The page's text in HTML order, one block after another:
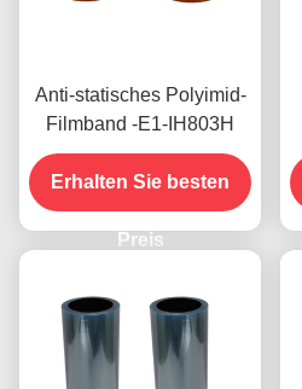
Anti-statisches Polyimid-
Filmband -E1-IH803H
Erhalten Sie besten
Preis